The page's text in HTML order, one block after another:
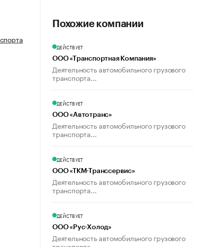
Похожие компании
ДЕЙСТВУЕТ
ООО «Транспортная Компания»
Деятельность автомобильного грузового
транспорта...
ДЕЙСТВУЕТ
ООО «Автотранс»
Деятельность автомобильного грузового
транспорта...
ДЕЙСТВУЕТ
ООО «ТКМ-Транссервис»
Деятельность автомобильного грузового
транспорта...
ДЕЙСТВУЕТ
ООО «Рус-Холод»
Деятельность автомобильного грузового